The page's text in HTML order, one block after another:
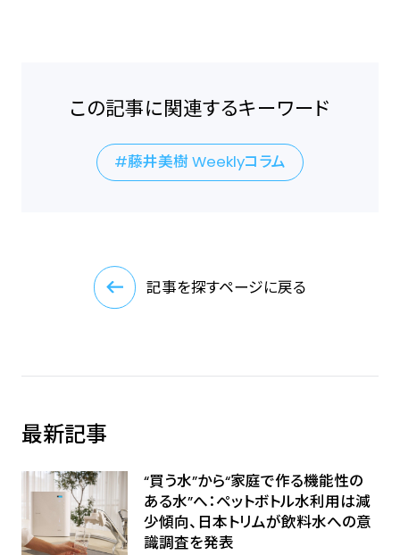
この記事に関連するキーワード
藤井美樹 Weeklyコラム
記事を探すページに戻る
最新記事
“買う水”から“家庭で作る機能性の
ある水”へ：ペットボトル水利用は減
少傾向、日本トリムが飲料水への意
識調査を発表